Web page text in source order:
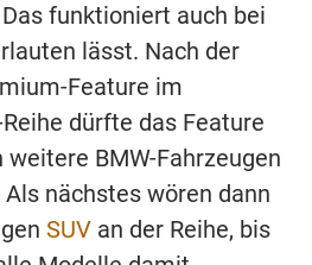
funktioniert auch bei
lässt. Nach der
Feature im
dürfte das Feature
BMW-Fahrzeugen
nächstes wören dann
SUV an der Reihe, bis